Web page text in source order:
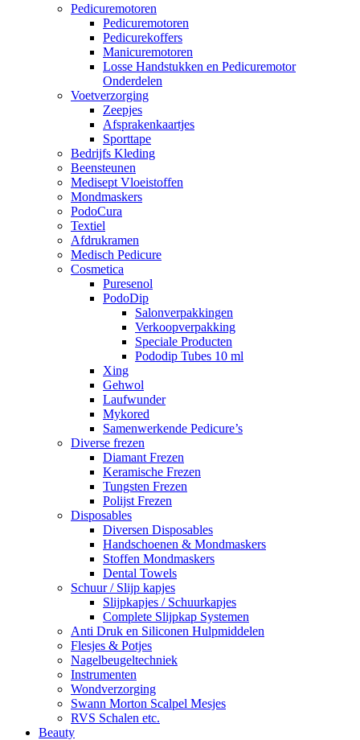
Pedicuremotoren
Pedicuremotoren
Pedicurekoffers
Manicuremotoren
Losse Handstukken en Pedicuremotor
Onderdelen
Voetverzorging
Zeepjes
Afsprakenkaartjes
Sporttape
Bedrijfs Kleding
Beensteunen
Medisept Vloeistoffen
Mondmaskers
PodoCura
Textiel
Afdrukramen
Medisch Pedicure
Cosmetica
Puresenol
PodoDip
Salonverpakkingen
Verkoopverpakking
Speciale Producten
Pododip Tubes 10 ml
Xing
Gehwol
Laufwunder
Mykored
Samenwerkende Pedicure’s
Diverse frezen
Diamant Frezen
Keramische Frezen
Tungsten Frezen
Polijst Frezen
Disposables
Diversen Disposables
Handschoenen & Mondmaskers
Stoffen Mondmaskers
Dental Towels
Schuur / Slijp kapjes
Slijpkapjes / Schuurkapjes
Complete Slijpkap Systemen
Anti Druk en Siliconen Hulpmiddelen
Flesjes & Potjes
Nagelbeugeltechniek
Instrumenten
Wondverzorging
Swann Morton Scalpel Mesjes
RVS Schalen etc.
Beauty